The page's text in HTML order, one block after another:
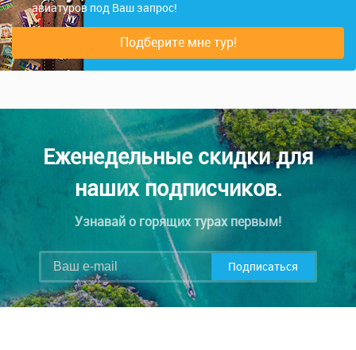
авиатуров под Ваш запрос!
Подберите мне тур!
Еженедельные скидки для
наших подписчиков.
Узнавай о горящих турах первым!
Подписаться